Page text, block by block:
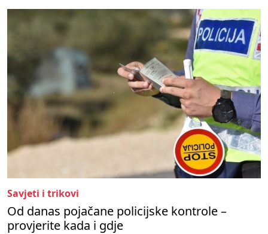
Savjeti i trikovi
Od danas pojačane policijske kontrole –
provjerite kada i gdje